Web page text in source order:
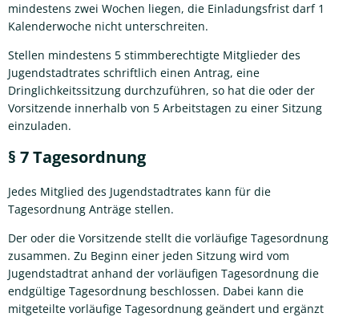
mindestens zwei Wochen liegen, die Einladungsfrist darf 1
Kalenderwoche nicht unterschreiten.
Stellen mindestens 5 stimmberechtigte Mitglieder des
Jugendstadtrates schriftlich einen Antrag, eine
Dringlichkeitssitzung durchzuführen, so hat die oder der
Vorsitzende innerhalb von 5 Arbeitstagen zu einer Sitzung
einzuladen.
§ 7 Tagesordnung
Jedes Mitglied des Jugendstadtrates kann für die
Tagesordnung Anträge stellen.
Der oder die Vorsitzende stellt die vorläufige Tagesordnung
zusammen. Zu Beginn einer jeden Sitzung wird vom
Jugendstadtrat anhand der vorläufigen Tagesordnung die
endgültige Tagesordnung beschlossen. Dabei kann die
mitgeteilte vorläufige Tagesordnung geändert und ergänzt